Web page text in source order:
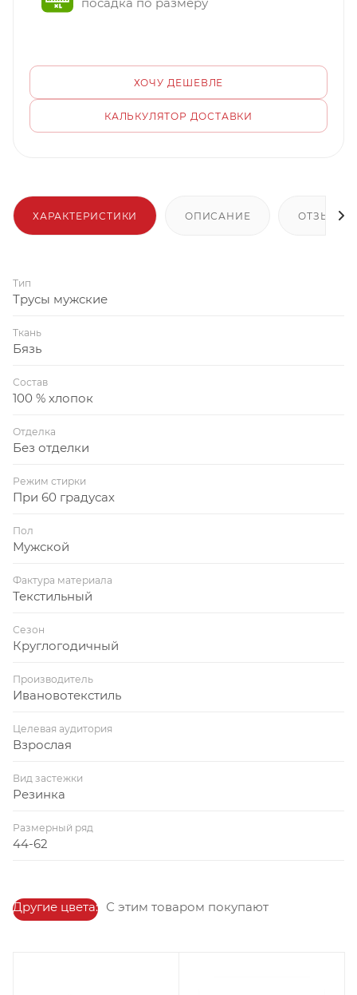
ХОЧУ ДЕШЕВЛЕ
КАЛЬКУЛЯТОР ДОСТАВКИ
ХАРАКТЕРИСТИКИ ОПИСАНИЕ ОТЗЫВЫ
Тип
Трусы мужские
Ткань
Бязь
Состав
100 % хлопок
Отделка
Без отделки
Режим стирки
При 60 градусах
Пол
Мужской
Фактура материала
Текстильный
Сезон
Круглогодичный
Производитель
Ивановотекстиль
Целевая аудитория
Взрослая
Вид застежки
Резинка
Размерный ряд
44-62
Другие цвета: С этим товаром покупают